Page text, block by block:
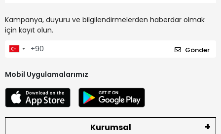
Kampanya, duyuru ve bilgilendirmelerden haberdar olmak
için kayıt olun.
Gönder
Mobil Uygulamalarımız
Kurumsal